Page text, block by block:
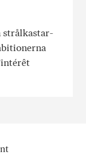
strålkastar­